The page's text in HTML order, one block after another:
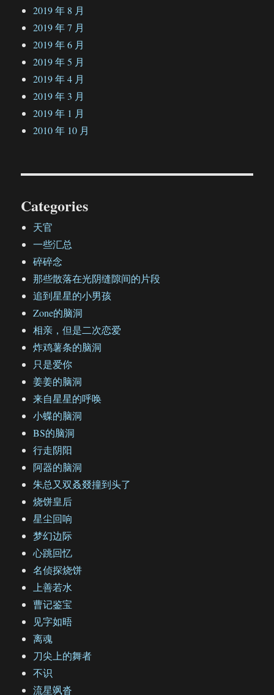
2019 年 8 月
2019 年 7 月
2019 年 6 月
2019 年 5 月
2019 年 4 月
2019 年 3 月
2019 年 1 月
2010 年 10 月
Categories
天官
一些汇总
碎碎念
那些散落在光阴缝隙间的片段
追到星星的小男孩
Zone的脑洞
相亲，但是二次恋爱
炸鸡薯条的脑洞
只是爱你
姜姜的脑洞
来自星星的呼唤
小蝶的脑洞
BS的脑洞
行走阴阳
阿器的脑洞
朱总又双叒叕撞到头了
烧饼皇后
星尘回响
梦幻边际
心跳回忆
名侦探烧饼
上善若水
曹记鉴宝
见字如晤
离魂
刀尖上的舞者
不识
流星飒沓